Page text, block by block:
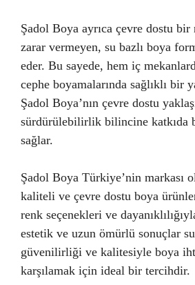
Şadol Boya ayrıca çevre dostu bir
zarar vermeyen, su bazlı boya
eder. Bu sayede, hem iç
cephe boyamalarında sağlıklı bir
Şadol Boya’nın çevre dostu
sürdürülebilirlik bilincine katkıda
sağlar.
Şadol Boya Türkiye’nin markası
kaliteli ve çevre dostu boya
renk seçenekleri ve
estetik ve uzun ömürlü sonuçlar
güvenilirliği ve kalitesiyle boya
karşılamak için ideal bir tercihdir.